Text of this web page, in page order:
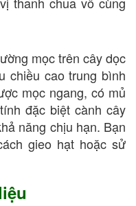
mọc trên cây dọc
chiều cao trung bình
mọc ngang, có mủ
đặc biệt cành cây
năng chịu hạn. Bạn
gieo hạt hoặc sử